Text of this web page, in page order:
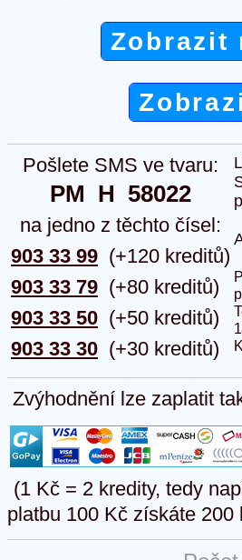
Zobrazit
Pošlete SMS ve tvaru:
PM  H  58022
na jedno z těchto čísel:
903 33 99
903 33 79
903 33 50
903 33 30
(+120 kreditů)
(+80 kreditů)
(+50 kreditů)
(+30 kreditů)
Zvýhodnění lze zaplatit
(1 Kč = 2 kredity, tedy
platbu 100 Kč získáte 200